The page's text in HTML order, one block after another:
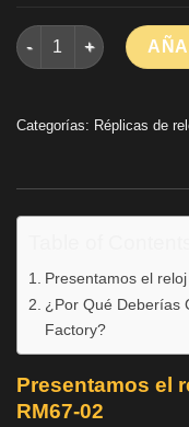
Richard Mille RM67-
Categorías: Réplicas de
Presentamos el
¿Por Qué Deberías
Factory?
Presentamos el
RM67-02